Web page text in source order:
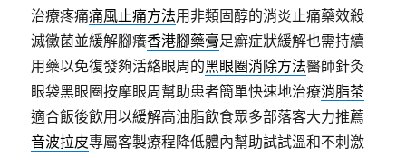
治療疼痛痛風止痛方法用非類固醇的消炎止痛藥效殺
滅黴菌並緩解腳癢香港腳藥膏足癬症狀緩解也需持續
用藥以免復發夠活絡眼周的黑眼圈消除方法醫師針灸
眼袋黑眼圈按摩眼周幫助患者簡單快速地治療消脂茶
適合飯後飲用以緩解高油脂飲食眾多部落客大力推薦
音波拉皮專屬客製療程降低體內幫助試試溫和不刺激